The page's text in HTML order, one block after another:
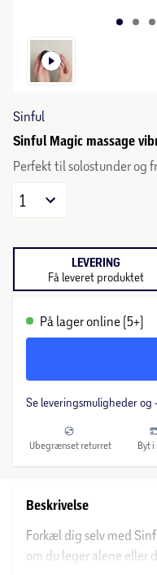
Sinful
Sinful Magic massage
Perfekt til solostunder og
1
LEVERING
Få leveret produktet
På lager online (5+)
Se leveringsmuligheder og
Ubegrænset returret Byt
Beskrivelse
Forkæl dig selv med
om du leger alene eller